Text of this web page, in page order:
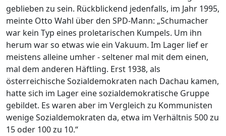
geblieben zu sein. Rückblickend jedenfalls, im Jahr 1995,
meinte Otto Wahl über den SPD-Mann: „Schumacher
war kein Typ eines proletarischen Kumpels. Um ihn
herum war so etwas wie ein Vakuum. Im Lager lief er
meistens alleine umher - seltener mal mit dem einen,
mal dem anderen Häftling. Erst 1938, als
österreichische Sozialdemokraten nach Dachau kamen,
hatte sich im Lager eine sozialdemokratische Gruppe
gebildet. Es waren aber im Vergleich zu Kommunisten
wenige Sozialdemokraten da, etwa im Verhältnis 500 zu
15 oder 100 zu 10.“